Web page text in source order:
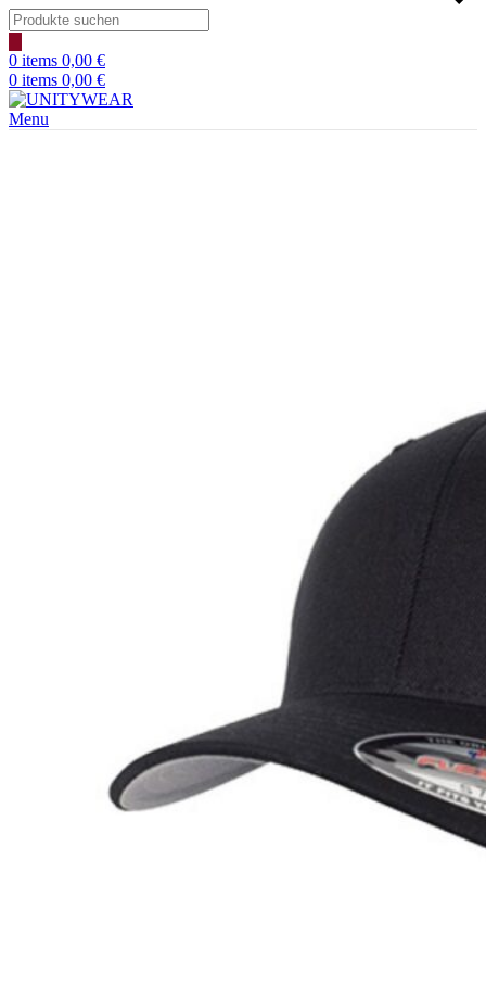
Products
search
0 items 0,00 €
0 items 0,00 €
Menu